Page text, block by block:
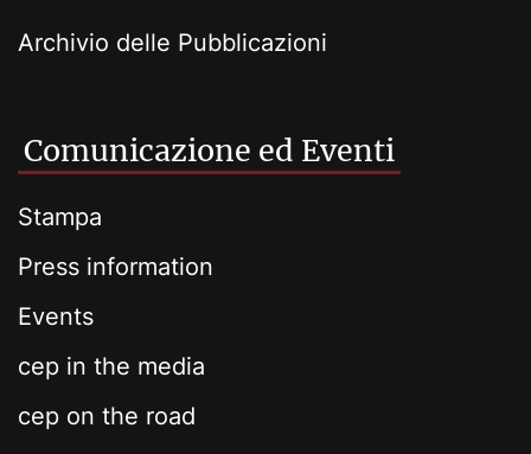
Archivio delle Pubblicazioni
Comunicazione ed Eventi
Stampa
Press information
Events
cep in the media
cep on the road